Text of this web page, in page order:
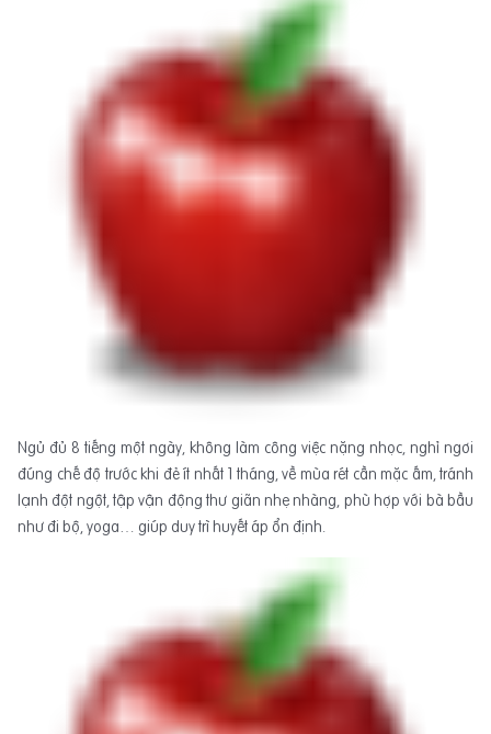
Ngủ đủ 8 tiếng một ngày, không làm công việc nặng nhọc, nghỉ ngơi
đúng chế độ trước khi đẻ ít nhất 1 tháng, về mùa rét cần mặc ấm, tránh
lạnh đột ngột, tập vận động thư giãn nhẹ nhàng, phù hợp với bà bầu
như đi bộ, yoga… giúp duy trì huyết áp ổn định.